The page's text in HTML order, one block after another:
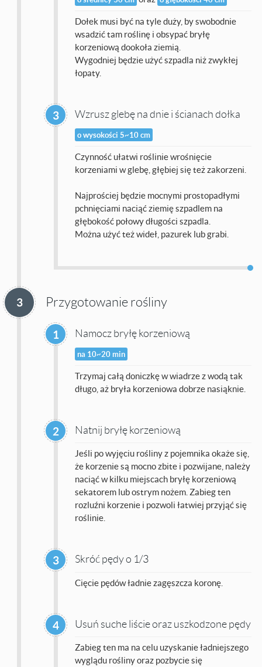
Dołek musi być na tyle duży, by swobodnie
wsadzić tam roślinę i obsypać bryłę
korzeniową dookoła ziemią.
Wygodniej będzie użyć szpadla niż zwykłej
łopaty.
3 Wzrusz glebę na dnie i ścianach dołka
o wysokości 5~10 cm
Czynność ułatwi roślinie wrośnięcie
korzeniami w glebę, głębiej się też zakorzeni.
Najprościej będzie mocnymi prostopadłymi
pchnięciami naciąć ziemię szpadlem na
głębokość połowy długości szpadla.
Można użyć też wideł, pazurek lub grabi.
3 Przygotowanie rośliny
1 Namocz bryłę korzeniową
na 10~20 min
Trzymaj całą doniczkę w wiadrze z wodą tak
długo, aż bryła korzeniowa dobrze nasiąknie.
2 Natnij bryłę korzeniową
Jeśli po wyjęciu rośliny z pojemnika okaże się,
że korzenie są mocno zbite i pozwijane, należy
naciąć w kilku miejscach bryłę korzeniową
sekatorem lub ostrym nożem. Zabieg ten
rozluźni korzenie i pozwoli łatwiej przyjąć się
roślinie.
3 Skróć pędy o 1/3
Cięcie pędów ładnie zagęszcza koronę.
4 Usuń suche liście oraz uszkodzone pędy
Zabieg ten ma na celu uzyskanie ładniejszego
wyglądu rośliny oraz pozbycie się